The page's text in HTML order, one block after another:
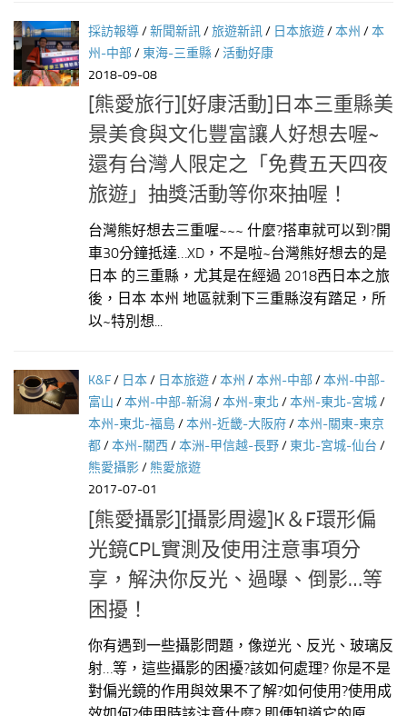
採訪報導/新聞新訊/旅遊新訊/ 日本旅遊/本州 /本
州-中部 / 東海-三重縣/活動好康
2018-09-08
[熊愛旅行][好康活動]日本三重縣美
景美食與文化豐富讓人好想去喔~
還有台灣人限定之「免費五天四夜
旅遊」抽獎活動等你來抽喔！
台灣熊好想去三重喔~~~ 什麼?搭車就可以到?開
車30分鐘抵達…XD，不是啦~台灣熊好想去的是
日本 的三重縣，尤其是在經過 2018西日本之旅
後，日本 本州 地區就剩下三重縣沒有踏足，所
以~特別想...
K&F/ 日本/ 日本旅遊/本州 /本州-中部 /本州-中部-
富山 /本州-中部-新潟/本州-東北 /本州-東北-宮城/
本州-東北-福島/本州-近畿-大阪府/本州-關東-東京
都/本州-關西/本洲-甲信越-長野/東北-宮城-仙台 /
熊愛攝影/ 熊愛旅遊
2017-07-01
[熊愛攝影][攝影周邊]K＆F環形偏
光鏡CPL實測及使用注意事項分
享，解決你反光、過曝、倒影…等
困擾！
你有遇到一些攝影問題，像逆光、反光、玻璃反
射…等，這些攝影的困擾?該如何處理? 你是不是
對偏光鏡的作用與效果不了解?如何使用?使用成